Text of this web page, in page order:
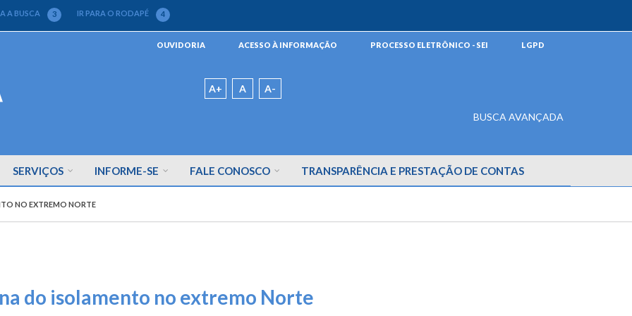
A BUSCA 3 IR PARA O RODAPÉ 4
OUVIDORIA ACESSO À INFORMAÇÃO PROCESSO ELETRÔNICO - SEI LGPD
A+ A A-
BUSCA AVANÇADA
SERVIÇOS INFORME-SE FALE CONOSCO TRANSPARÊNCIA E PRESTAÇÃO DE CONTAS
NO EXTREMO NORTE
do isolamento no extremo Norte